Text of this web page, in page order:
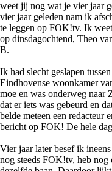
weet jij nog wat je vier jaar
vier jaar geleden nam ik
te leggen op FOK!tv. Ik
op dinsdagochtend, Theo
B.
Ik had slecht geslapen
Eindhovense woonkamer
moe en was onderweg naar
dat er iets was gebeurd en
belde meteen een redacteur
bericht op FOK! De hele
Vier jaar later besef ik
nog steeds FOK!tv, heb nog